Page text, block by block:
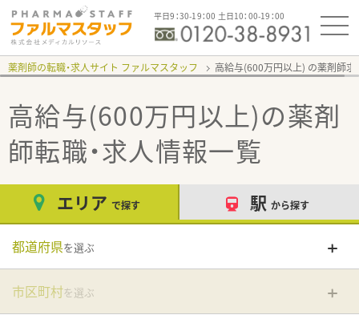
平日9：30-19：00 土日10：00-19：00
薬剤師の転職・求人サイト ファルマスタッフ 高給与(600万円以上)
高給与(600万円以上)の薬剤
師転職・求人情報一覧
エリア で探す 駅 から探す
都道府県を選ぶ
市区町村を選ぶ